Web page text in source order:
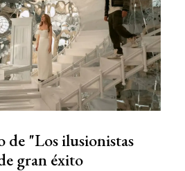
de "Los ilusionistas
gran éxito